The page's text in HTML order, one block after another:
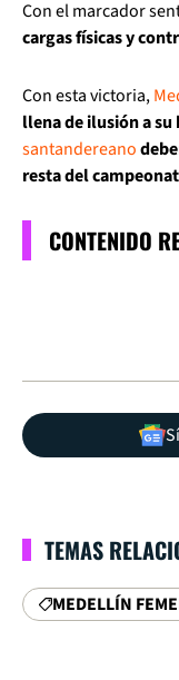
Con el marcador
cargas físicas y
Con esta victoria,
llena de ilusión a su
santandereano
resta del
CONTENIDO
TEMAS
MEDELLÍN